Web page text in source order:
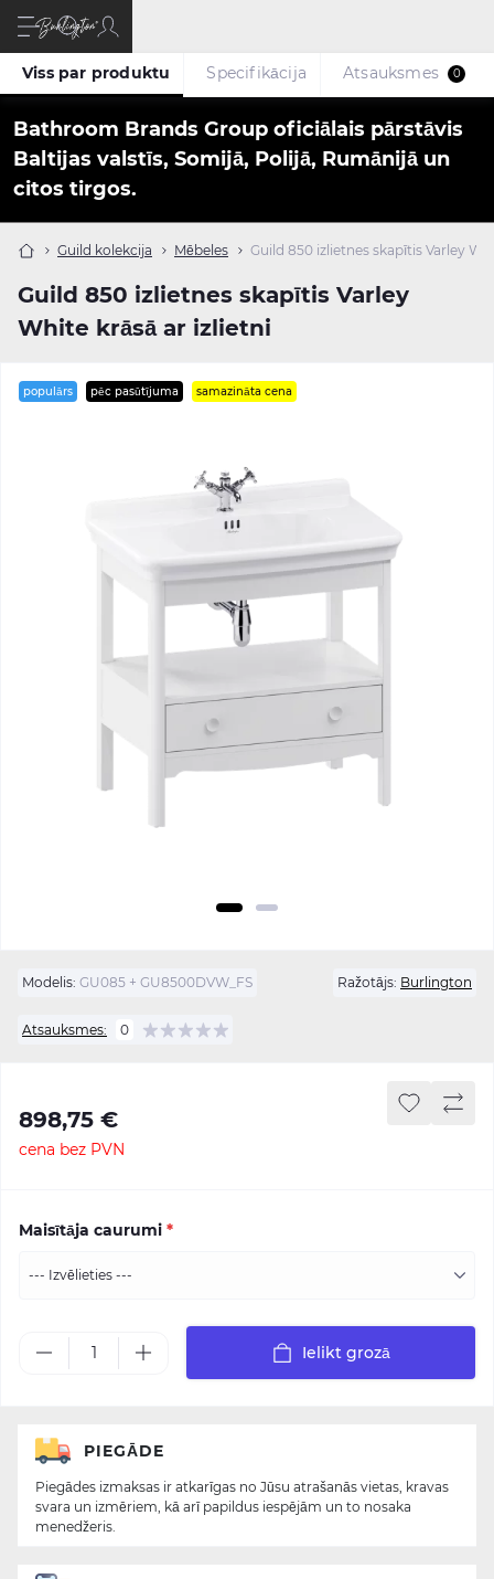
Bathroom Brands Group oficiālais pārstāvis
Baltijas valstīs, Somijā, Polijā, Rumānijā un
citos tirgos.
Guild kolekcija Mēbeles Guild 850 izlietnes skapītis Varley
Guild 850 izlietnes skapītis Varley
White krāsā ar izlietni
Viss par produktu Specifikācija Atsauksmes 0
populārs pēc pasūtījuma samazināta cena
Modelis: GU085 + GU8500DVW_FS Ražotājs: Burlington
Atsauksmes: 0
898,75 €
cena bez PVN
Maisītāja caurumi *
Ielikt grozā
PIEGĀDE
Piegādes izmaksas ir atkarīgas no Jūsu atrašanās vietas, kravas
svara un izmēriem, kā arī papildus iespējām un to nosaka
menedžeris.